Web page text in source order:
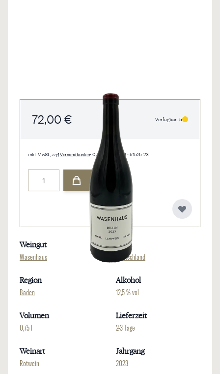
72,00 € Verfügbar: 5
inkl. MwSt., zzgl.Versandkosten• 0,75 l • 96,00 €/l • 51525-23
Weingut
Wasenhaus
Land
Deutschland
Region
Baden
Alkohol
12,5 % vol
Volumen
0,75 l
Lieferzeit
2-3 Tage
Weinart
Rotwein
Jahrgang
2023